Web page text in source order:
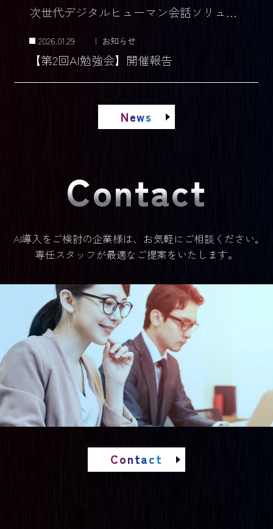
次世代デジタルヒューマン会話ソリューションの研究開発を推進
2026.01.29 | お知らせ
【第2回AI勉強会】開催報告
News
Contact
AI導入をご検討の企業様は、お気軽にご相談ください｡
専任スタッフが最適なご提案をいたします。
Contact